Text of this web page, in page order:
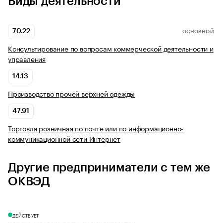
70.22 ОСНОВНОЙ
Консультирование по вопросам коммерческой деятельности и
управления
14.13
Производство прочей верхней одежды
47.91
Торговля розничная по почте или по информационно-
коммуникационной сети Интернет
Другие предприниматели с тем же
ОКВЭД
ДЕЙСТВУЕТ